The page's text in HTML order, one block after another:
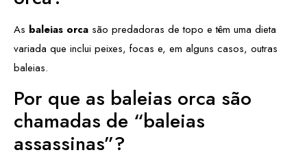
As baleias orca são predadoras de topo e têm uma dieta
variada que inclui peixes, focas e, em alguns casos, outras
baleias.
Por que as baleias orca são
chamadas de “baleias
assassinas”?